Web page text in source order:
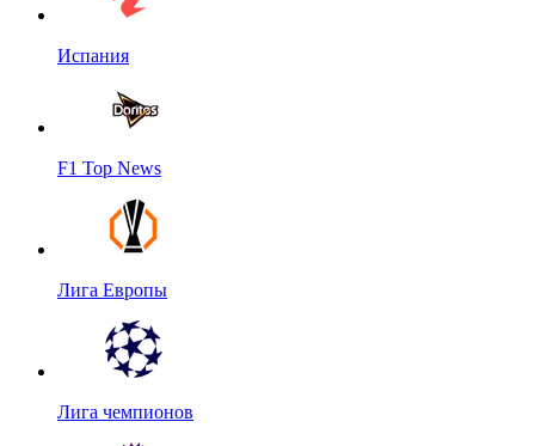
Испания
F1 Top News
Лига Европы
Лига чемпионов